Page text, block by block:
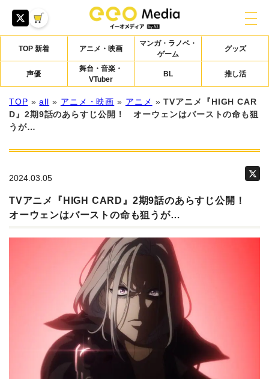
TOP 新着 アニメ・映画
マンガ・ラノベ・
ゲーム
グッズ
声優
舞台・音楽・
VTuber
BL 推し活
TOP »all » アニメ・映画 » アニメ »TVアニメ『HIGH CAR
D』2期9話のあらすじ公開！ オーウェンはバーストの命も狙
うが…
2024.03.05
TVアニメ『HIGH CARD』2期9話のあらすじ公開！
オーウェンはバーストの命も狙うが…